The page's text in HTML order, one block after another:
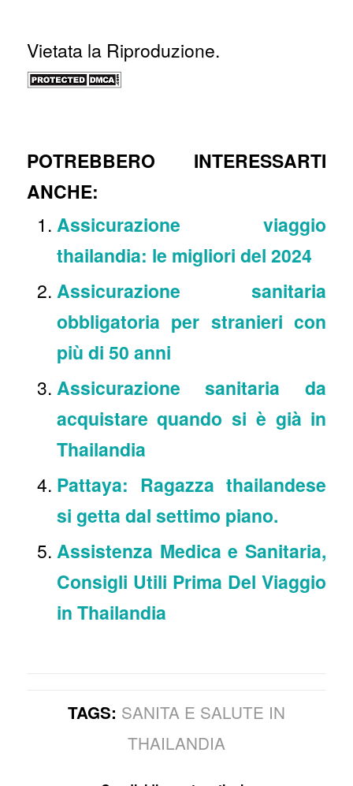
Vietata la Riproduzione.
POTREBBERO INTERESSARTI
ANCHE:
Assicurazione viaggio
thailandia: le migliori del 2024
Assicurazione sanitaria
obbligatoria per stranieri con
più di 50 anni
Assicurazione sanitaria da
acquistare quando si è già in
Thailandia
Pattaya: Ragazza thailandese
si getta dal settimo piano.
Assistenza Medica e Sanitaria,
Consigli Utili Prima Del Viaggio
in Thailandia
TAGS: SANITA E SALUTE IN
THAILANDIA